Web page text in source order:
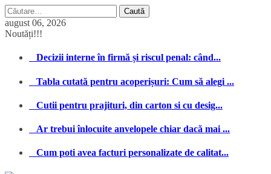
Caută
după:
august 06, 2026
Noutăți!!!
Decizii interne în firmă și riscul penal: când...
Tabla cutată pentru acoperișuri: Cum să alegi ...
Cutii pentru prajituri, din carton si cu desig...
Ar trebui înlocuite anvelopele chiar dacă mai ...
Cum poti avea facturi personalizate de calitat...